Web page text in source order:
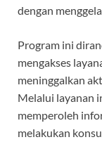
dengan
Program ini
mengakses
meninggalkan
Melalui layanan
memperoleh
melakukan